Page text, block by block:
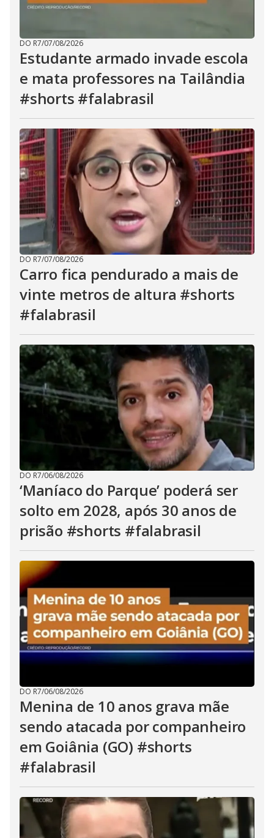
DO R7/07/08/2026
Estudante armado invade escola
e mata professores na Tailândia
#shorts #falabrasil
DO R7/07/08/2026
Carro fica pendurado a mais de
vinte metros de altura #shorts
#falabrasil
DO R7/06/08/2026
‘Maníaco do Parque’ poderá ser
solto em 2028, após 30 anos de
prisão #shorts #falabrasil
DO R7/06/08/2026
Menina de 10 anos grava mãe
sendo atacada por companheiro
em Goiânia (GO) #shorts
#falabrasil